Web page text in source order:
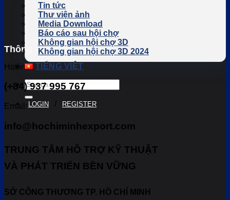
Tin tức
Thư viện ảnh
Media Download
Báo cáo sau hội chợ
Không gian hội chợ 3D
Không gian hội chợ 3D 2024
TIẾNG VIỆT
LOGIN / REGISTER
Thông tin liên hệ
Hotline:
(+84) 937 995 767
Email:
info@hochiminhexport.com
TRUNG TÂM HỖ TRỢ KỸ THUẬT
VÀ PHÁT TRIỂN BỀN VỮNG
SỞ CÔNG THƯƠNG TP. HỒ CHÍ MINH